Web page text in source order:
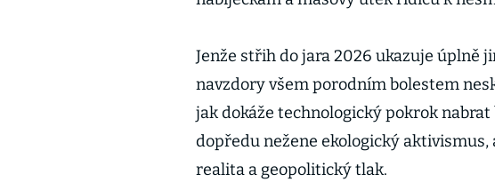
Jenže střih do jara 2026 ukazuje úplně
navzdory všem porodním bolestem
jak dokáže technologický pokrok
dopředu nežene ekologický
realita a geopolitický tlak.